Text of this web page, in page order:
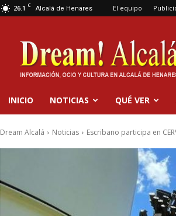
26.1 C Alcalá de Henares El equipo
Dream
Alcalá
INICIO NOTICIAS QUÉ VER
Dream Alcalá Noticias Escribano participa en